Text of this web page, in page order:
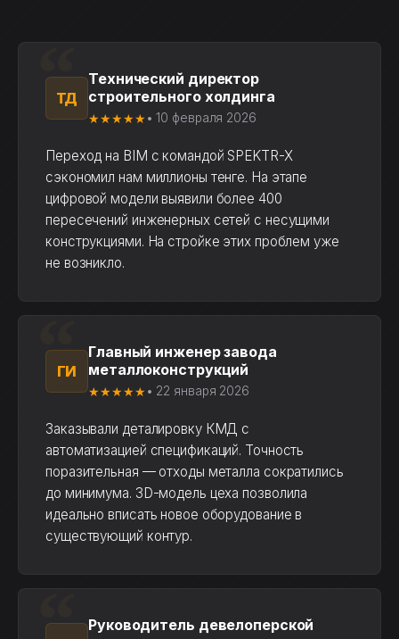
ТД
Технический директор
строительного холдинга
★★★★★ • 10 февраля 2026
Переход на BIM с командой SPEKTR-X
сэкономил нам миллионы тенге. На этапе
цифровой модели выявили более 400
пересечений инженерных сетей с несущими
конструкциями. На стройке этих проблем уже
не возникло.
ГИ
Главный инженер завода
металлоконструкций
★★★★★ • 22 января 2026
Заказывали деталировку КМД с
автоматизацией спецификаций. Точность
поразительная — отходы металла сократились
до минимума. 3D-модель цеха позволила
идеально вписать новое оборудование в
существующий контур.
Руководитель девелоперской